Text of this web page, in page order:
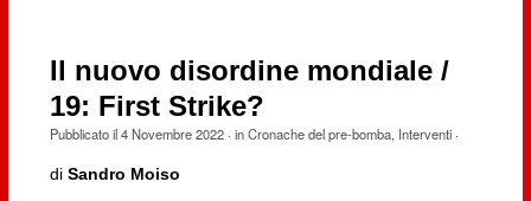
Il nuovo disordine mondiale /
19: First Strike?
Pubblicato il4 Novembre 2022· inCronache del pre-bomba, Interventi·
di Sandro Moiso